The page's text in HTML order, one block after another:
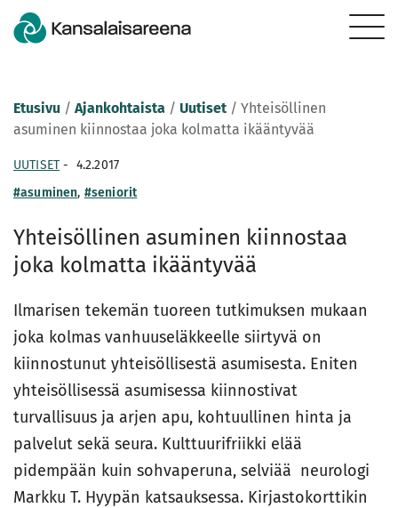
Etusivu / Ajankohtaista / Uutiset / Yhteisöllinen
asuminen kiinnostaa joka kolmatta ikääntyvää
UUTISET - 4.2.2017
#asuminen, #seniorit
Yhteisöllinen asuminen kiinnostaa
joka kolmatta ikääntyvää
Ilmarisen tekemän tuoreen tutkimuksen mukaan
joka kolmas vanhuuseläkkeelle siirtyvä on
kiinnostunut yhteisöllisestä asumisesta. Eniten
yhteisöllisessä asumisessa kiinnostivat
turvallisuus ja arjen apu, kohtuullinen hinta ja
palvelut sekä seura. Kulttuurifriikki elää
pidempään kuin sohvaperuna, selviää neurologi
Markku T. Hyypän katsauksessa. Kirjastokorttikin